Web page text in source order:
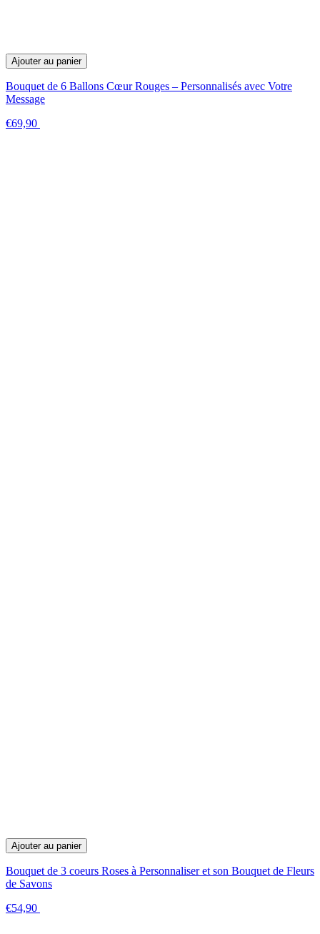
Ajouter au panier
Bouquet de 6 Ballons Cœur Rouges – Personnalisés avec Votre
Message
€69,90
Ajouter au panier
Bouquet de 3 coeurs Roses à Personnaliser et son Bouquet de Fleurs
de Savons
€54,90